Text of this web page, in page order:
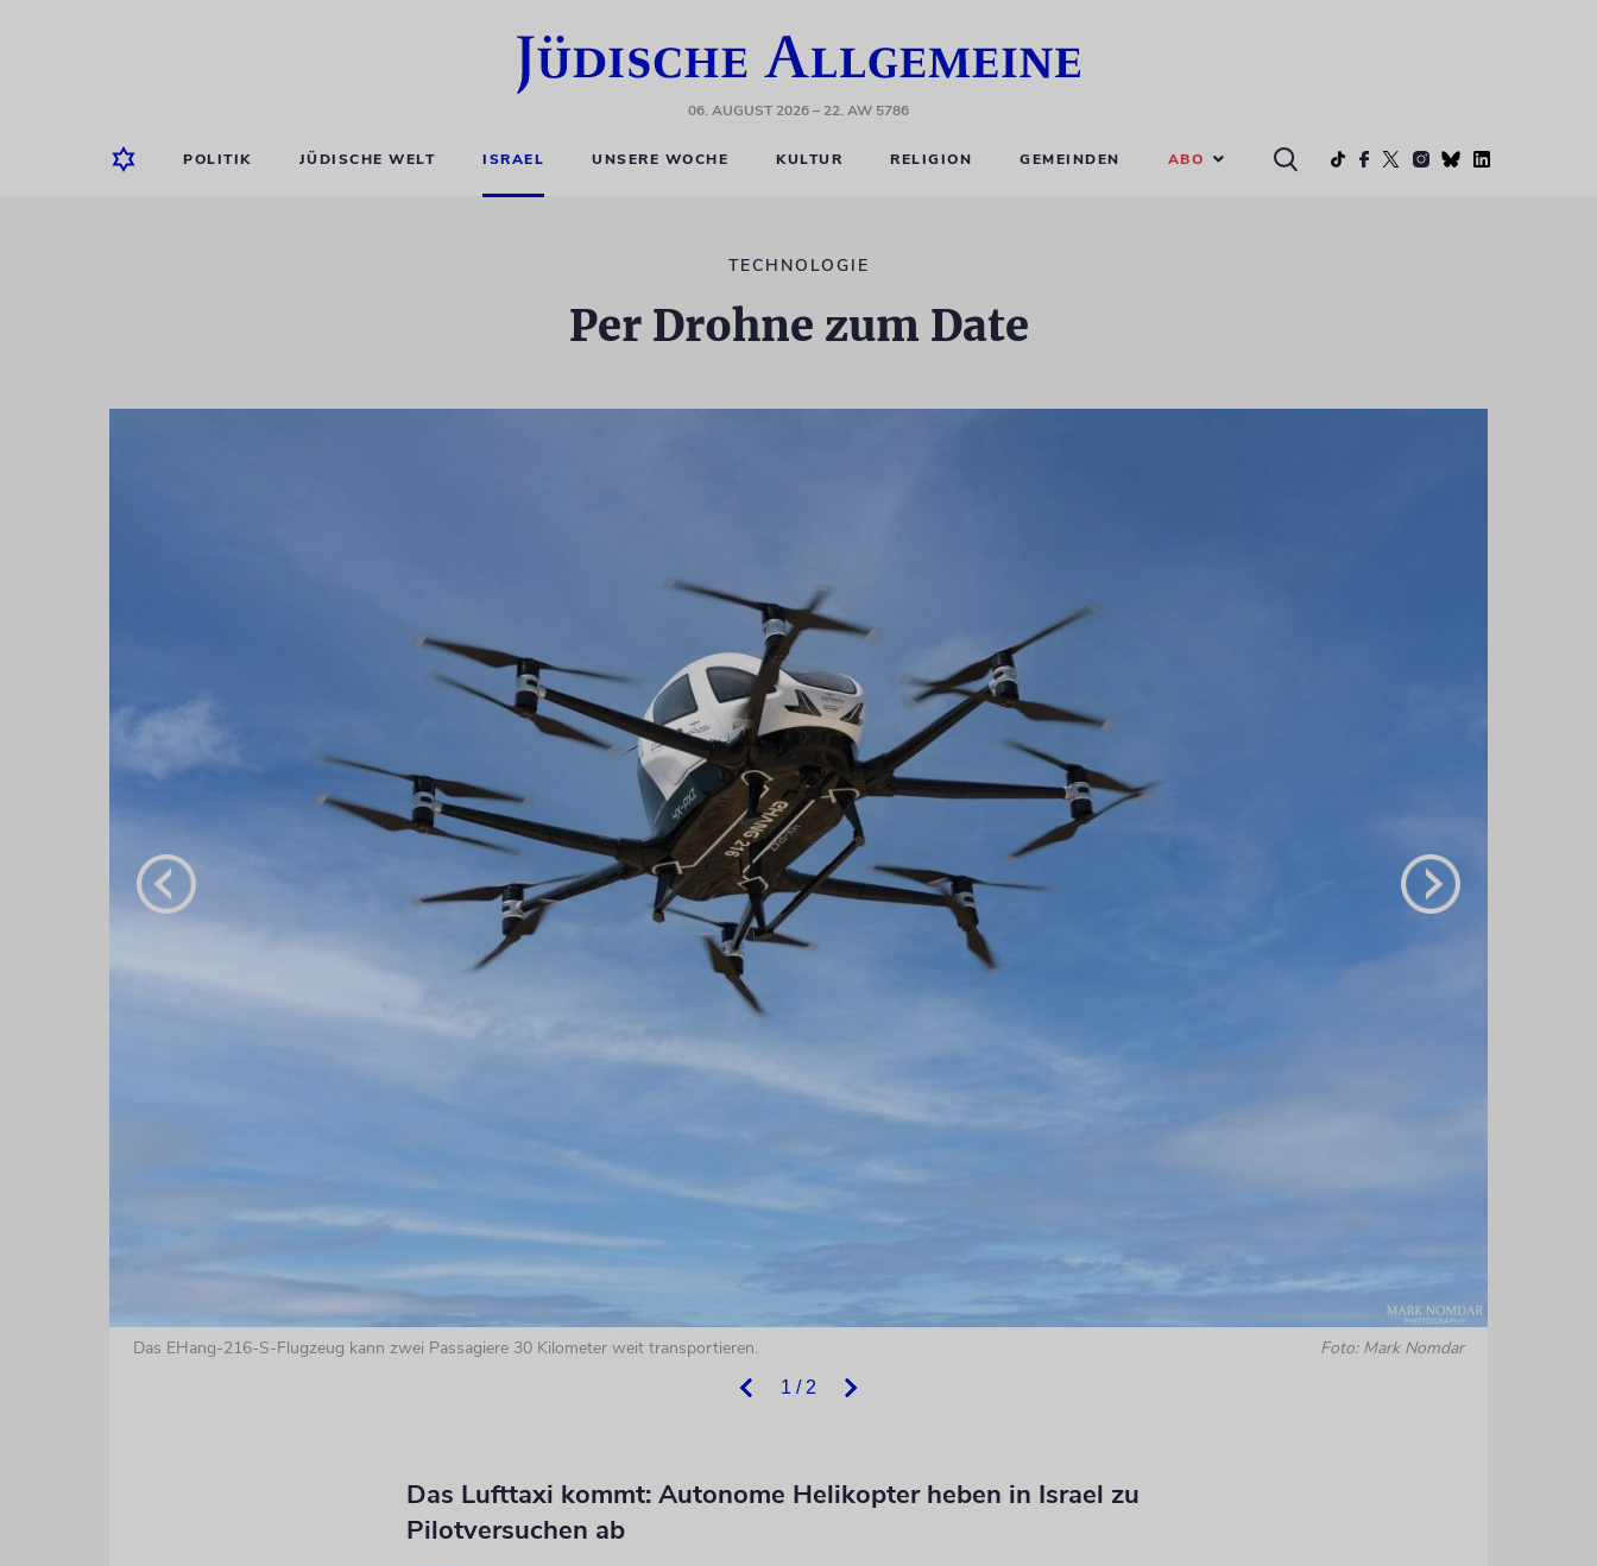
06. AUGUST 2026– 22. AW 5786
POLITIK JÜDISCHE WELT ISRAEL UNSERE WOCHE KULTUR RELIGION GEMEINDEN ABO
TECHNOLOGIE
Per Drohne zum Date
1 / 2
Das EHang-216-S-Flugzeug kann zwei Passagiere 30 Kilometer weit transportieren. Foto: Mark Nomdar
Das Lufttaxi kommt: Autonome Helikopter heben in Israel zu
Pilotversuchen ab